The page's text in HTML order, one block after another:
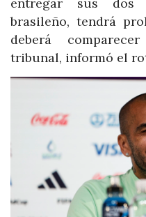
brasileño, tendrá
deberá
tribunal, informó el